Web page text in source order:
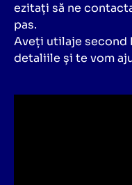
ezitați să ne
pas.
Aveți utilaje second
detaliile și te vom